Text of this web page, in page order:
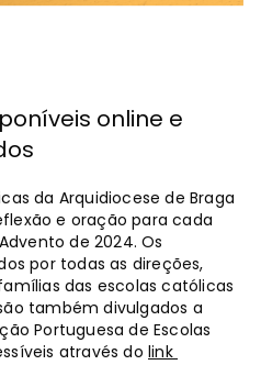
online e
da Arquidiocese de Braga
e oração para cada
de 2024. Os
por todas as direções,
das escolas católicas
também divulgados a
Portuguesa de Escolas
através dolink